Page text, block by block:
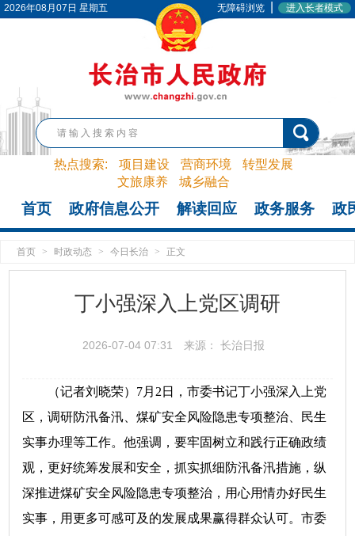
2026年08月07日 星期五 无障碍浏览 进入长者模式
热点搜索: 项目建设 营商环境
转型发展
文旅康养
城乡融合
首页 政府信息公开 解读回应 政务服务 政
首页 > 时政动态 > 今日长治 > 正文
丁小强深入上党区调研
2026-07-04 07:31 来源： 长治日报
（记者刘晓荣）7月2日，市委书记丁小强深入上党
区，调研防汛备汛、煤矿安全风险隐患专项整治、民生
实事办理等工作。他强调，要牢固树立和践行正确政绩
观，更好统筹发展和安全，抓实抓细防汛备汛措施，纵
深推进煤矿安全风险隐患专项整治，用心用情办好民生
实事，用更多可感可及的发展成果赢得群众认可。市委